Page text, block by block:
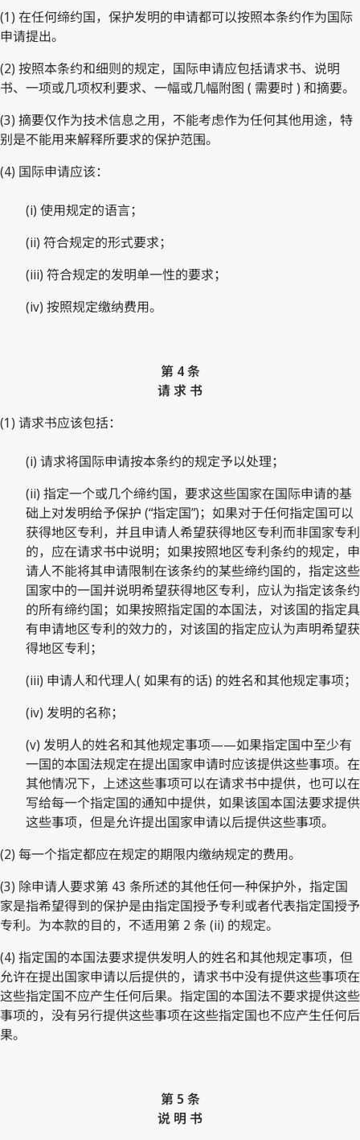
(1) 在任何缔约国，保护发明的申请都可以按照本条约作为国际
申请提出。
(2) 按照本条约和细则的规定，国际申请应包括请求书、说明
书、一项或几项权利要求、一幅或几幅附图 ( 需要时 ) 和摘要。
(3) 摘要仅作为技术信息之用，不能考虑作为任何其他用途，特
别是不能用来解释所要求的保护范围。
(4) 国际申请应该：
(i) 使用规定的语言；
(ii) 符合规定的形式要求；
(iii) 符合规定的发明单一性的要求；
(iv) 按照规定缴纳费用。
第 4 条
请 求 书
(1) 请求书应该包括：
(i) 请求将国际申请按本条约的规定予以处理；
(ii) 指定一个或几个缔约国，要求这些国家在国际申请的基
础上对发明给予保护 (“指定国”)；如果对于任何指定国可以
获得地区专利，并且申请人希望获得地区专利而非国家专利
的，应在请求书中说明；如果按照地区专利条约的规定，申
请人不能将其申请限制在该条约的某些缔约国的，指定这些
国家中的一国并说明希望获得地区专利，应认为指定该条约
的所有缔约国；如果按照指定国的本国法，对该国的指定具
有申请地区专利的效力的，对该国的指定应认为声明希望获
得地区专利；
(iii) 申请人和代理人( 如果有的话) 的姓名和其他规定事项；
(iv) 发明的名称；
(v) 发明人的姓名和其他规定事项——如果指定国中至少有
一国的本国法规定在提出国家申请时应该提供这些事项。在
其他情况下，上述这些事项可以在请求书中提供，也可以在
写给每一个指定国的通知中提供，如果该国本国法要求提供
这些事项，但是允许提出国家申请以后提供这些事项。
(2) 每一个指定都应在规定的期限内缴纳规定的费用。
(3) 除申请人要求第 43 条所述的其他任何一种保护外，指定国
家是指希望得到的保护是由指定国授予专利或者代表指定国授予
专利。为本款的目的，不适用第 2 条 (ii) 的规定。
(4) 指定国的本国法要求提供发明人的姓名和其他规定事项，但
允许在提出国家申请以后提供的，请求书中没有提供这些事项在
这些指定国不应产生任何后果。指定国的本国法不要求提供这些
事项的，没有另行提供这些事项在这些指定国也不应产生任何后
果。
第 5 条
说 明 书